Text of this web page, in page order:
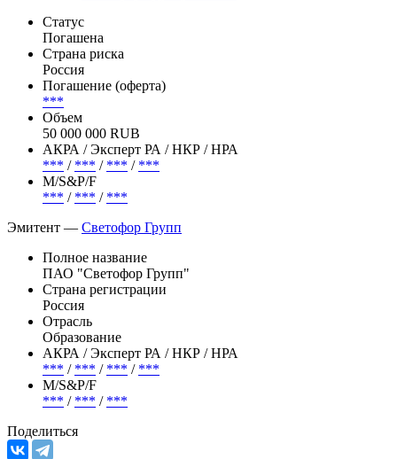
Статус
Погашена
Страна риска
Россия
Погашение (оферта)
***
Объем
50 000 000 RUB
АКРА / Эксперт РА / НКР / НРА
*** / *** / *** / ***
М/S&P/F
*** / *** / ***
Эмитент — Светофор Групп
Полное название
ПАО "Светофор Групп"
Страна регистрации
Россия
Отрасль
Образование
АКРА / Эксперт РА / НКР / НРА
*** / *** / *** / ***
М/S&P/F
*** / *** / ***
Поделиться